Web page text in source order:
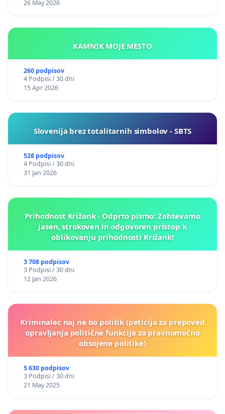
26 May 2026
KAMNIK MOJE MESTO
260 podpisov
4 Podpisi / 30 dni
15 Apr 2026
Slovenija brez totalitarnih simbolov - SBTS
528 podpisov
4 Podpisi / 30 dni
31 Jan 2026
Prihodnost Križank - Odprto pismo: Zahtevamo
jasen, strokoven in odgovoren pristop k
oblikovanju prihodnosti Križank!
3 708 podpisov
3 Podpisi / 30 dni
12 Jan 2026
Kriminalec naj ne bo politik (peticija za prepoved
opravljanja politične funkcije za pravnomočno
obsojene politike)
5 630 podpisov
3 Podpisi / 30 dni
21 May 2025